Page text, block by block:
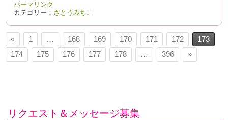
パーマリンク
カテゴリー： さとうみちこ
« 1 … 168 169 170 171 172
173
174
175 176 177 178 … 396 »
リクエスト＆メッセージ募集